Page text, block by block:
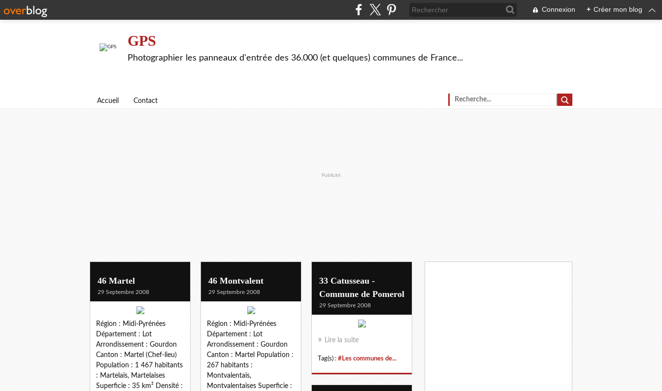
Connexion + Créer mon blog
GPS
Photographier les panneaux d'entrée des 36.000 (et quelques) communes de France...
Accueil Contact
Publicité
46 Martel
29 Septembre 2008
Région : Midi-Pyrénées
Département : Lot
Arrondissement : Gourdon
Canton : Martel (Chef-lieu)
Population : 1 467 habitants
: Martelais, Martelaises
Superficie : 35 km² Densité :
46 Montvalent
29 Septembre 2008
Région : Midi-Pyrénées
Département : Lot
Arrondissement : Gourdon
Canton : Martel Population :
267 habitants :
Montvalentais,
Montvalentaises Superficie :
33 Catusseau -
Commune de Pomerol
29 Septembre 2008
Lire la suite
Tag(s) : #Les communes de...